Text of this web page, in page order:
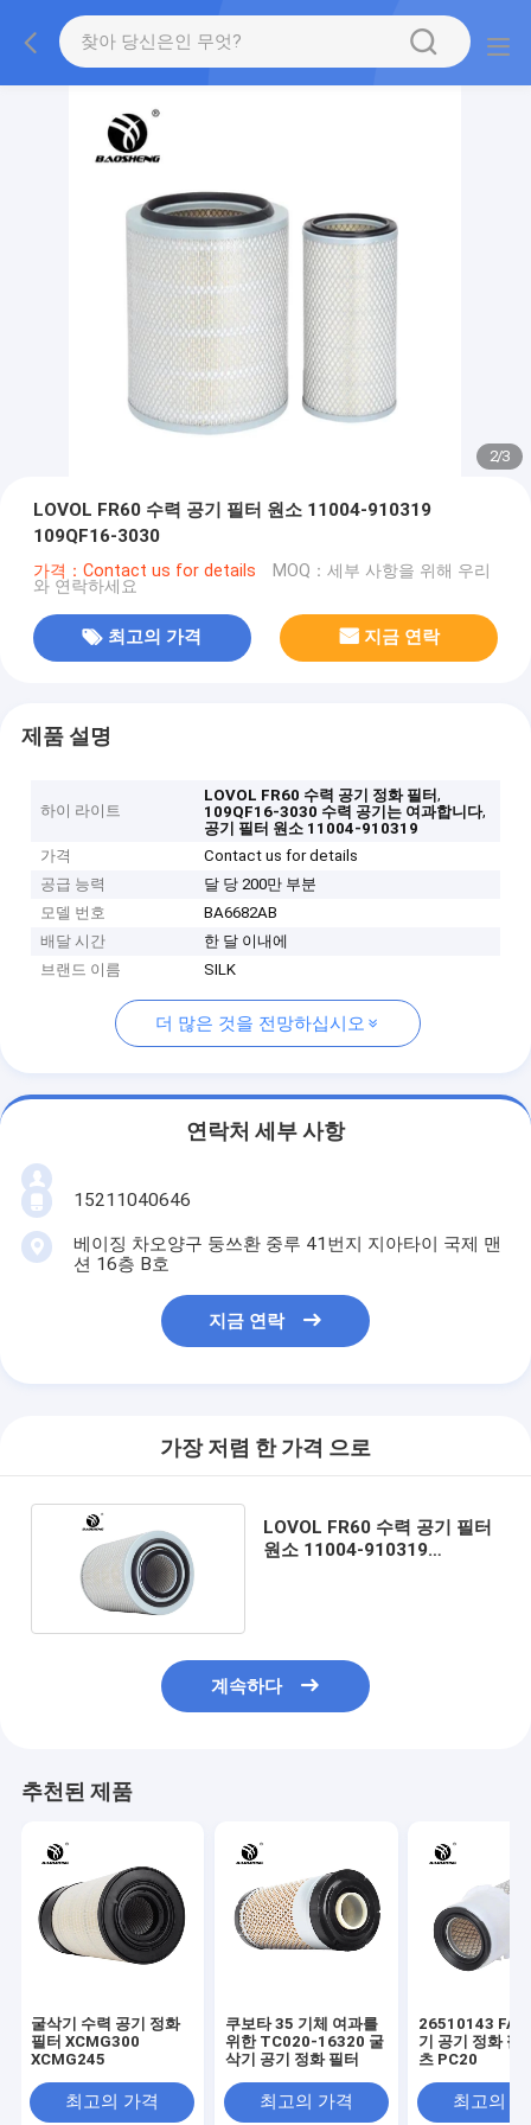
2/3
LOVOL FR60 수력 공기 필터 원소 11004-910319
109QF16-3030
가격：Contact us for details MOQ：세부 사항을 위해 우리
와 연락하세요
최고의 가격 지금 연락
제품 설명
하이 라이트
LOVOL FR60 수력 공기 정화 필터,
109QF16-3030 수력 공기는 여과합니다,
공기 필터 원소 11004-910319
가격
Contact us for details
공급 능력
달 당 200만 부분
모델 번호
BA6682AB
배달 시간
한 달 이내에
브랜드 이름
SILK
더 많은 것을 전망하십시오
연락처 세부 사항
15211040646
베이징 차오양구 둥쓰환 중루 41번지 지아타이 국제 맨
션 16층 B호
지금 연락
가장 저렴 한 가격 으로
LOVOL FR60 수력 공기 필터
원소 11004-910319
계속하다
추천된 제품
굴삭기 수력 공기 정화
필터 XCMG300
XCMG245
최고의 가격
쿠보타 35 기체 여과를
위한 TC020-16320 굴
삭기 공기 정화 필터
최고의 가격
26510143
기 공기 정화 필
츠 PC20
최고의